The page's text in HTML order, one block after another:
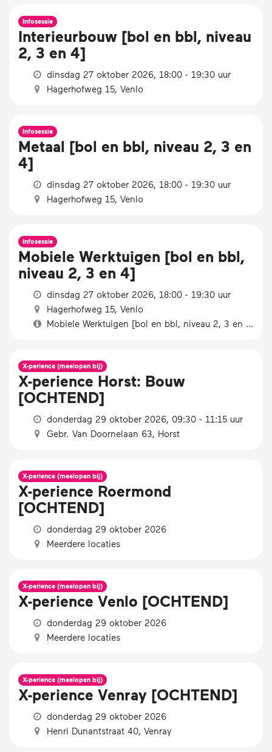
Infosessie
Interieurbouw [bol en bbl, niveau
2, 3 en 4]
dinsdag 27 oktober 2026, 18:00 - 19:30 uur
Hagerhofweg 15, Venlo
Infosessie
Metaal [bol en bbl, niveau 2, 3 en
4]
dinsdag 27 oktober 2026, 18:00 - 19:30 uur
Hagerhofweg 15, Venlo
Infosessie
Mobiele Werktuigen [bol en bbl,
niveau 2, 3 en 4]
dinsdag 27 oktober 2026, 18:00 - 19:30 uur
Hagerhofweg 15, Venlo
Mobiele Werktuigen [bol en bbl, niveau 2, 3 en 4]
X-perience (meelopen bij)
X-perience Horst: Bouw
[OCHTEND]
donderdag 29 oktober 2026, 09:30 - 11:15 uur
Gebr. Van Doornelaan 63, Horst
X-perience (meelopen bij)
X-perience Roermond
[OCHTEND]
donderdag 29 oktober 2026
Meerdere locaties
X-perience (meelopen bij)
X-perience Venlo [OCHTEND]
donderdag 29 oktober 2026
Meerdere locaties
X-perience (meelopen bij)
X-perience Venray [OCHTEND]
donderdag 29 oktober 2026
Henri Dunantstraat 40, Venray